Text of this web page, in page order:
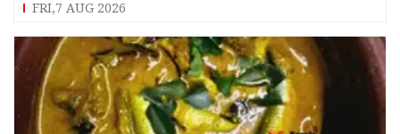
FRI,7 AUG 2026